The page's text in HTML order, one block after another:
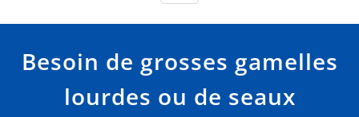
Besoin de grosses gamelles
lourdes ou de seaux